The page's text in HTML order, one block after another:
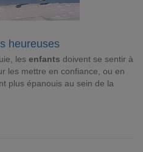
heureuses
les enfants doivent se sentir à
les mettre en confiance, ou en
plus épanouis au sein de la